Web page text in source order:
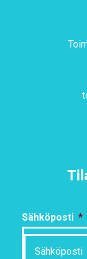
Sähköposti *